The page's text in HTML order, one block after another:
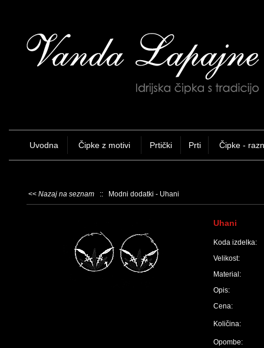
Uvodna Čipke z motivi Prtički Prti Čipke -
<< Nazaj na seznam :: Modni dodatki - Uhani
Uhani
Koda izdelka:
Velikost:
Material:
Opis:
Cena:
Količina:
Opombe: